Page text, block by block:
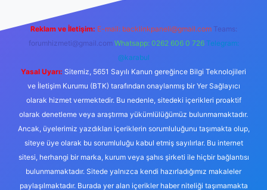
Reklam ve İletişim: E-mail: backlinkpaneli@gmail.com Teams:
forumhizmeti@gmail.com Whatsapp: 0262 606 0 726 Telegram:
@karabul
Yasal Uyarı: Sitemiz, 5651 Sayılı Kanun gereğince Bilgi Teknolojileri
ve İletişim Kurumu (BTK) tarafından onaylanmış bir Yer Sağlayıcı
olarak hizmet vermektedir. Bu nedenle, sitedeki içerikleri proaktif
olarak denetleme veya araştırma yükümlülüğümüz bulunmamaktadır.
Ancak, üyelerimiz yazdıkları içeriklerin sorumluluğunu taşımakta olup,
siteye üye olarak bu sorumluluğu kabul etmiş sayılırlar. Bu internet
sitesi, herhangi bir marka, kurum veya şahıs şirketi ile hiçbir bağlantısı
bulunmamaktadır. Sitede yalnızca kendi hazırladığımız makaleler
paylaşılmaktadır. Burada yer alan içerikler haber niteliği taşımamakta